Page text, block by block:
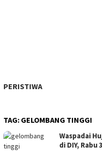
PERISTIWA
TAG: GELOMBANG TINGGI
Waspadai
di DIY, Rabu